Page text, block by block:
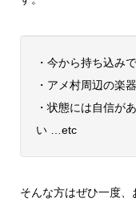
・今から持ち込み
・アメ村周辺の楽
・状態には自信が
い …etc
そんな方はぜひ一度